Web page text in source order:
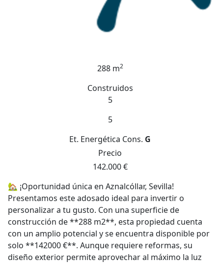
288 m2
Construidos
5
5
Et. Energética Cons. G
Precio
142.000 €
🏡 ¡Oportunidad única en Aznalcóllar, Sevilla!
Presentamos este adosado ideal para invertir o
personalizar a tu gusto. Con una superficie de
construcción de **288 m2**, esta propiedad cuenta
con un amplio potencial y se encuentra disponible por
solo **142000 €**. Aunque requiere reformas, su
diseño exterior permite aprovechar al máximo la luz